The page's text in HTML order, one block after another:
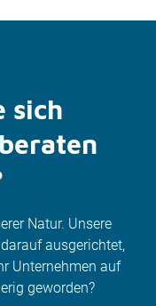
sich
Natur. Unsere
ausgerichtet,
Unternehmen auf
geworden?